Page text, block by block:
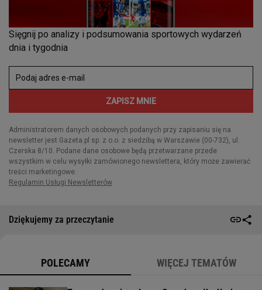
Dziękujemy za przeczytanie
POLECAMY WIĘCEJ TEMATÓW